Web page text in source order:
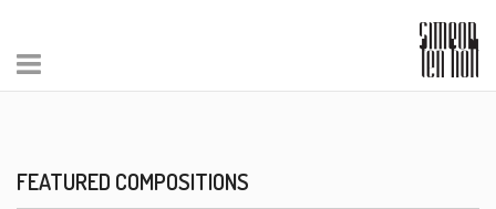
FEATURED COMPOSITIONS